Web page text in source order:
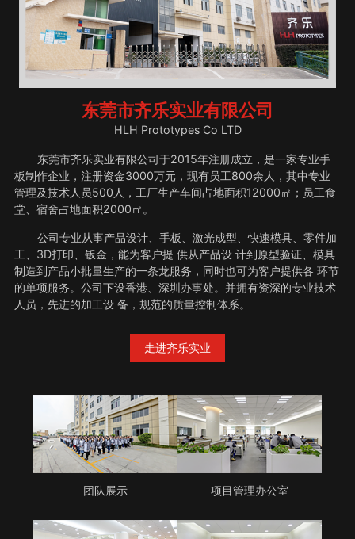
东莞市齐乐实业有限公司
HLH Prototypes Co LTD
东莞市齐乐实业有限公司于2015年注册成立，是一家专业手
板制作企业，注册资金3000万元，现有员工800余人，其中专业
管理及技术人员500人，工厂生产车间占地面积12000㎡；员工食
堂、宿舍占地面积2000㎡。
公司专业从事产品设计、手板、激光成型、快速模具、零件加
工、3D打印、钣金，能为客户提 供从产品设 计到原型验证、模具
制造到产品小批量生产的一条龙服务，同时也可为客户提供各 环节
的单项服务。公司下设香港、深圳办事处。并拥有资深的专业技术
人员，先进的加工设 备，规范的质量控制体系。
走进齐乐实业
团队展示 项目管理办公室